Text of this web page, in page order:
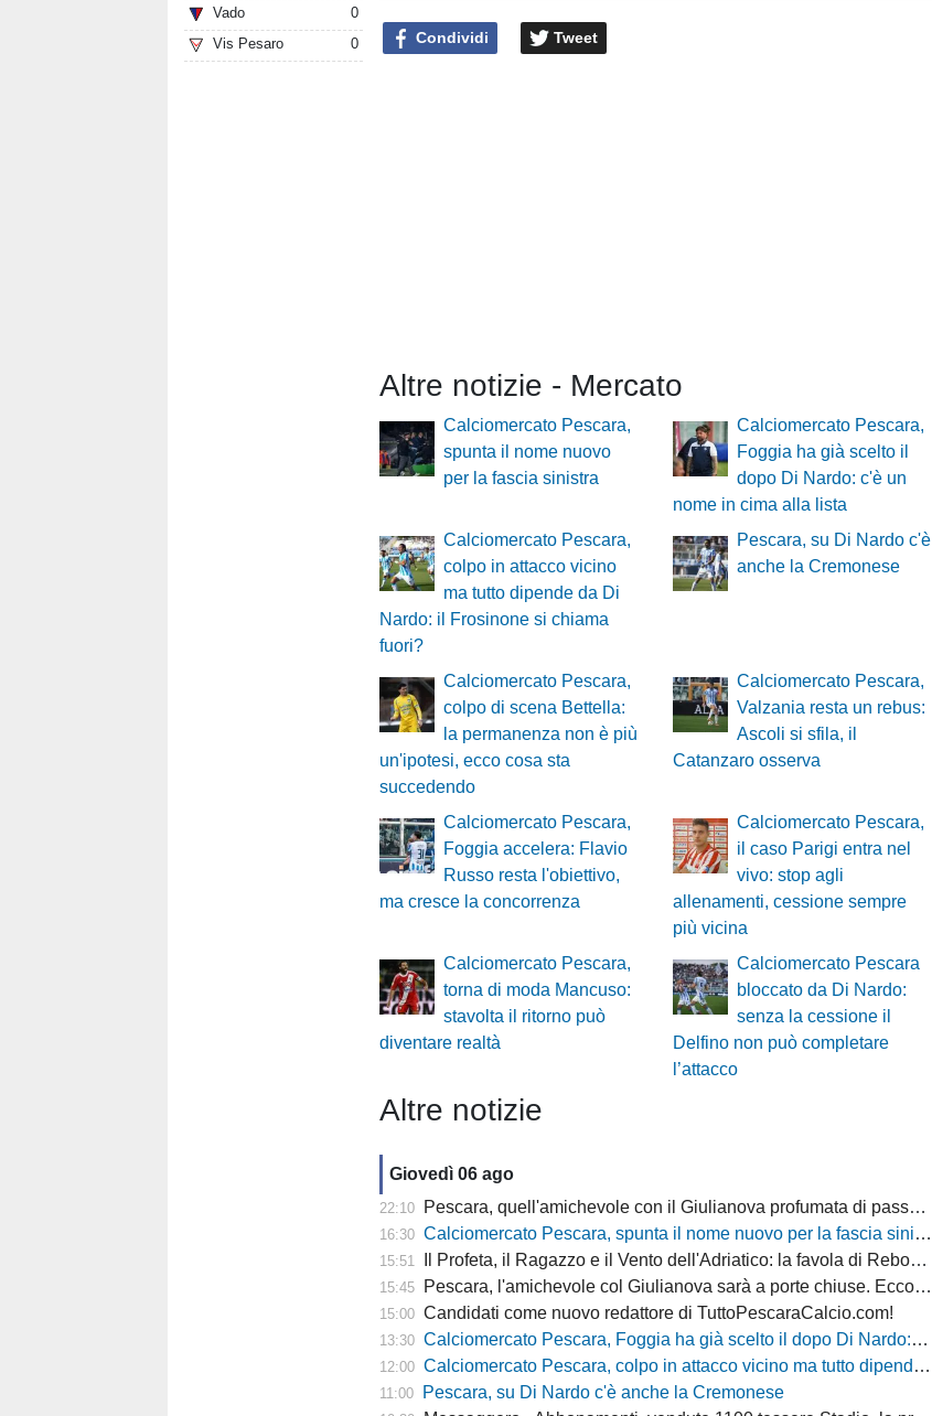
Vado
0
Vis Pesaro
0 Condividi Tweet
Altre notizie - Mercato
Calciomercato Pescara,
spunta il nome nuovo
per la fascia sinistra
Calciomercato Pescara,
Foggia ha già scelto il
dopo Di Nardo: c'è un
nome in cima alla lista
Calciomercato Pescara,
colpo in attacco vicino
ma tutto dipende da Di
Nardo: il Frosinone si chiama
fuori?
Pescara, su Di Nardo c'è
anche la Cremonese
Calciomercato Pescara,
colpo di scena Bettella:
la permanenza non è più
un'ipotesi, ecco cosa sta
succedendo
Calciomercato Pescara,
Valzania resta un rebus:
Ascoli si sfila, il
Catanzaro osserva
Calciomercato Pescara,
Foggia accelera: Flavio
Russo resta l'obiettivo,
ma cresce la concorrenza
Calciomercato Pescara,
il caso Parigi entra nel
vivo: stop agli
allenamenti, cessione sempre
più vicina
Calciomercato Pescara,
torna di moda Mancuso:
stavolta il ritorno può
diventare realtà
Calciomercato Pescara
bloccato da Di Nardo:
senza la cessione il
Delfino non può completare
l’attacco
Altre notizie
Giovedì 06 ago
22:10 Pescara, quell'amichevole con il Giulianova profumata di passato
16:30 Calciomercato Pescara, spunta il nome nuovo per la fascia sinistra
15:51 Il Profeta, il Ragazzo e il Vento dell'Adriatico: la favola di Rebo-Gol
15:45 Pescara, l'amichevole col Giulianova sarà a porte chiuse. Ecco anche il nuovo orario
15:00 Candidati come nuovo redattore di TuttoPescaraCalcio.com!
13:30 Calciomercato Pescara, Foggia ha già scelto il dopo Di Nardo: c'è un nome in cima alla lista
12:00 Calciomercato Pescara, colpo in attacco vicino ma tutto dipende da Di Nardo: il Frosinone si chiama fuori?
11:00 Pescara, su Di Nardo c'è anche la Cremonese